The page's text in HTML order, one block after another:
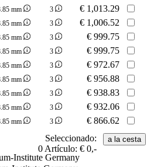
mm 3 € 1,013.29
mm 3 € 1,006.52
mm 3 € 999.75
mm 3 € 999.75
mm 3 € 972.67
mm 3 € 956.88
mm 3 € 938.83
mm 3 € 932.06
mm 3 € 866.62
Seleccionado:
0 Artículo: € 0,-